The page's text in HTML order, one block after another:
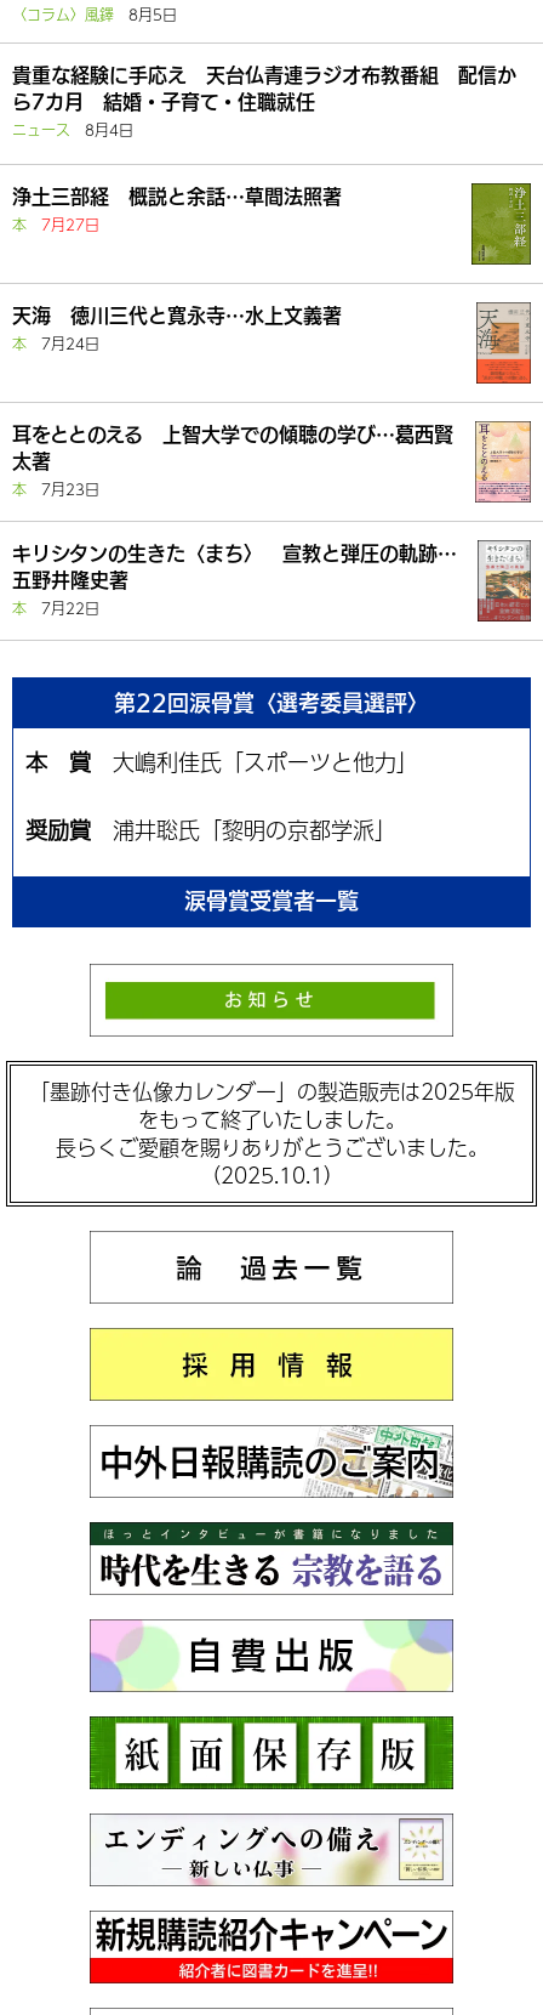
〈コラム〉風鐸 8月5日
貴重な経験に手応え 天台仏青連ラジオ布教番組 配信か
ら7カ月 結婚・子育て・住職就任
ニュース 8月4日
浄土三部経 概説と余話…草間法照著
本 7月27日
天海 徳川三代と寛永寺…水上文義著
本 7月24日
耳をととのえる 上智大学での傾聴の学び…葛西賢
太著
本 7月23日
キリシタンの生きた〈まち〉 宣教と弾圧の軌跡…
五野井隆史著
本 7月22日
第22回涙骨賞〈選考委員選評〉
本 賞 大嶋利佳氏「スポーツと他力」
奨励賞 浦井聡氏「黎明の京都学派」
涙骨賞受賞者一覧
「墨跡付き仏像カレンダー」の製造販売は2025年版
をもって終了いたしました。
長らくご愛顧を賜りありがとうございました。
（2025.10.1）